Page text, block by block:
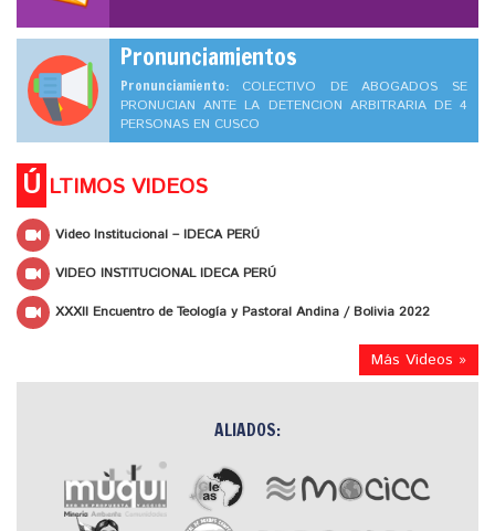
Pronunciamientos
Pronunciamiento: COLECTIVO DE ABOGADOS SE
PRONUCIAN ANTE LA DETENCION ARBITRARIA DE 4
PERSONAS EN CUSCO
Ú LTIMOS VIDEOS
Video Institucional – IDECA PERÚ
VIDEO INSTITUCIONAL IDECA PERÚ
XXXII Encuentro de Teología y Pastoral Andina / Bolivia 2022
Más Videos »
ALIADOS: